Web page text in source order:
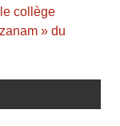
collège
» du